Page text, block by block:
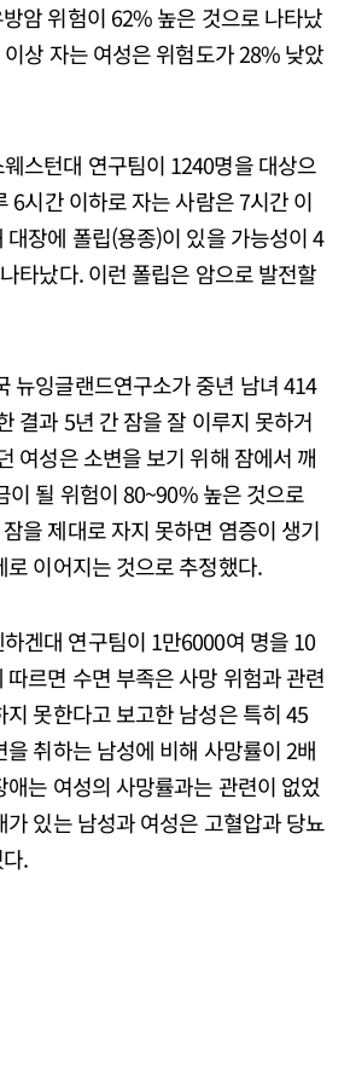
암 위험이 62% 높은 것으로 나타났
상 자는 여성은 위험도가 28% 낮았
스턴대 연구팀이 1240명을 대상으
6시간 이하로 자는 사람은 7시간 이
대장에 폴립(용종)이 있을 가능성이 4
타났다. 이런 폴립은 암으로 발전할
뉴잉글랜드연구소가 중년 남녀 414
결과 5년 간 잠을 잘 이루지 못하거
여성은 소변을 보기 위해 잠에서 깨
이 될 위험이 80~90% 높은 것으로
을 제대로 자지 못하면 염증이 생기
이어지는 것으로 추정했다.
겐대 연구팀이 1만6000여 명을 10
르면 수면 부족은 사망 위험과 관련
지 못한다고 보고한 남성은 특히 45
취하는 남성에 비해 사망률이 2배
애는 여성의 사망률과는 관련이 없었
가 있는 남성과 여성은 고혈압과 당뇨
.